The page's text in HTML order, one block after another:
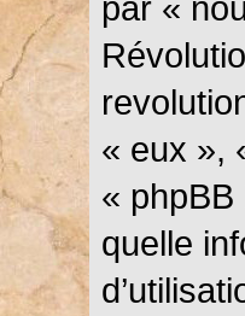
« eux »,
« phpBB
quelle